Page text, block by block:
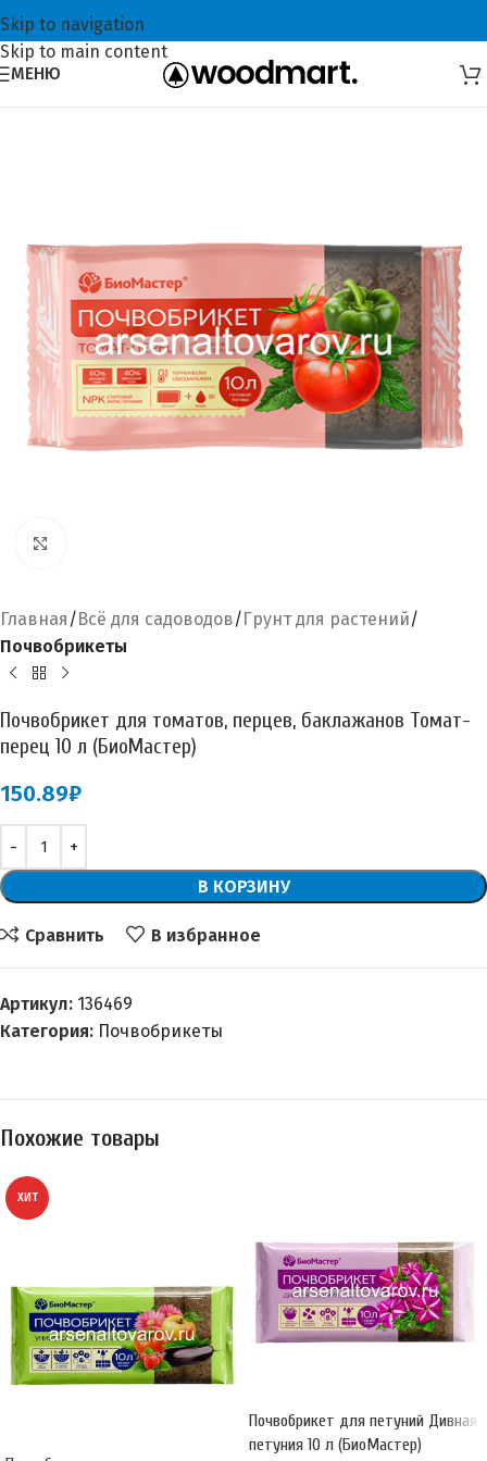
Skip to navigation
Skip to main content
МЕНЮ
Главная Всё для садоводов Грунт для растений
Почвобрикеты
Почвобрикет для томатов, перцев, баклажанов Томат-
перец 10 л (БиоМастер)
150.89₽
В КОРЗИНУ
Сравнить В избранное
Артикул: 136469
Категория: Почвобрикеты
Похожие товары
ХИТ
Почвобрикет для петуний Дивная
петуния 10 л (БиоМастер)